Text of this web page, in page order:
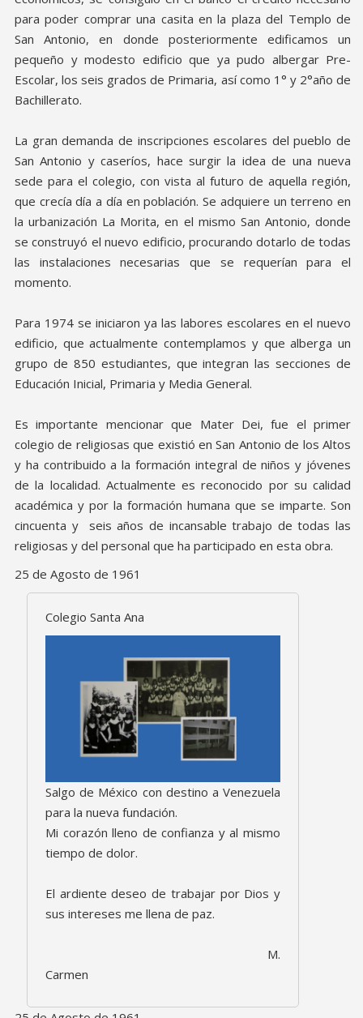
para poder comprar una casita en la plaza del Templo de
San Antonio, en donde posteriormente edificamos un
pequeño y modesto edificio que ya pudo albergar Pre-
Escolar, los seis grados de Primaria, así como 1° y 2°año de
Bachillerato.
La gran demanda de inscripciones escolares del pueblo de
San Antonio y caseríos, hace surgir la idea de una nueva
sede para el colegio, con vista al futuro de aquella región,
que crecía día a día en población. Se adquiere un terreno en
la urbanización La Morita, en el mismo San Antonio, donde
se construyó el nuevo edificio, procurando dotarlo de todas
las instalaciones necesarias que se requerían para el
momento.
Para 1974 se iniciaron ya las labores escolares en el nuevo
edificio, que actualmente contemplamos y que alberga un
grupo de 850 estudiantes, que integran las secciones de
Educación Inicial, Primaria y Media General.
Es importante mencionar que Mater Dei, fue el primer
colegio de religiosas que existió en San Antonio de los Altos
y ha contribuido a la formación integral de niños y jóvenes
de la localidad. Actualmente es reconocido por su calidad
académica y por la formación humana que se imparte. Son
cincuenta y seis años de incansable trabajo de todas las
religiosas y del personal que ha participado en esta obra.
25 de Agosto de 1961
Colegio Santa Ana
Salgo de México con destino a Venezuela
para la nueva fundación.
Mi corazón lleno de confianza y al mismo
tiempo de dolor.
El ardiente deseo de trabajar por Dios y
sus intereses me llena de paz.
M.
Carmen